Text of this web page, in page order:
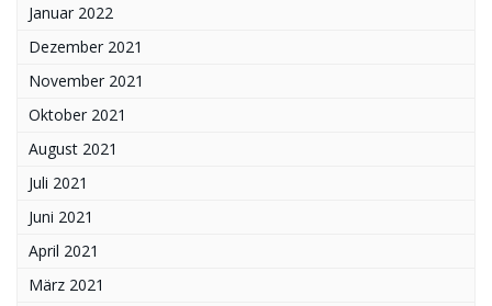
Januar 2022
Dezember 2021
November 2021
Oktober 2021
August 2021
Juli 2021
Juni 2021
April 2021
März 2021